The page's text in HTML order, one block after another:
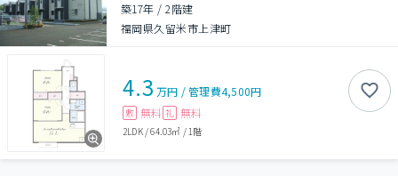
築17年 /2階建
福岡県久留米市上津町
4.3 万円 /管理費4,500円
敷 無料 礼 無料
2LDK/64.03㎡ / 1階